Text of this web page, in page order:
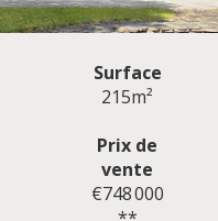
Surface
215m²
Prix de
vente
€748 000